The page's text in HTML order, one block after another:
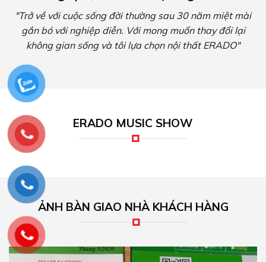
"Trở về với cuộc sống đời thường sau 30 năm miệt mài
gắn bó với nghiệp diễn. Với mong muốn thay đổi lại
không gian sống và tôi lựa chọn nội thất ERADO"
ERADO MUSIC SHOW
ẢNH BÀN GIAO NHÀ KHÁCH HÀNG